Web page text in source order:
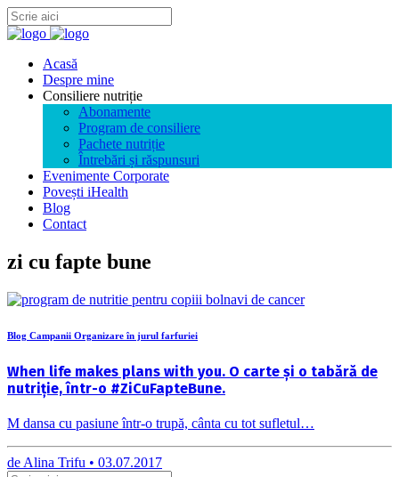
Acasă
Despre mine
Consiliere nutriție
Abonamente
Program de consiliere
Pachete nutriție
Întrebări și răspunsuri
Evenimente Corporate
Povești iHealth
Blog
Contact
zi cu fapte bune
Blog Campanii Organizare în jurul farfuriei
When life makes plans with you. O carte și o tabără de
nutriție, într-o #ZiCuFapteBune.
M dansa cu pasiune într-o trupă, cânta cu tot sufletul…
de Alina Trifu • 03.07.2017